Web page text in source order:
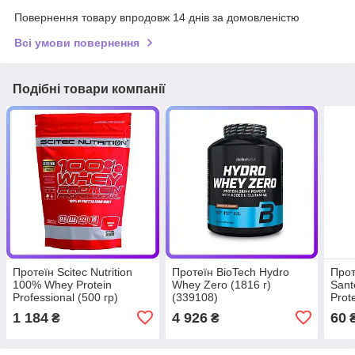
Повернення товару впродовж 14 днів за домовленістю
Всі умови повернення
Подібні товари компанії
Протеїн Scitec Nutrition
100% Whey Protein
Professional (500 гр)
1 184 ₴
Протеїн BioTech Hydro
Whey Zero (1816 г)
(339108)
4 926₴ 60